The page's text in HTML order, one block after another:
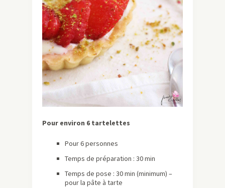
Pour environ 6 tartelettes
Pour 6 personnes
Temps de préparation : 30 min
Temps de pose : 30 min (minimum) –
pour la pâte à tarte